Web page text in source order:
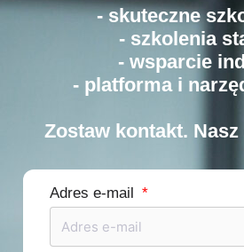
- skuteczne
- szkolenia
- wsparcie
- platforma i
Zostaw kontakt.
Adres e-mail